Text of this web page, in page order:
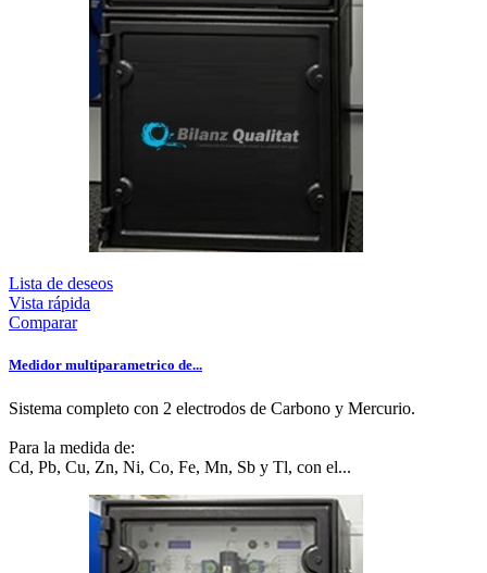
Lista de deseos
Vista rápida
Comparar
Medidor multiparametrico de...
Sistema completo con 2 electrodos de Carbono y Mercurio.
Para la medida de:
Cd, Pb, Cu, Zn, Ni, Co, Fe, Mn, Sb y Tl, con el...